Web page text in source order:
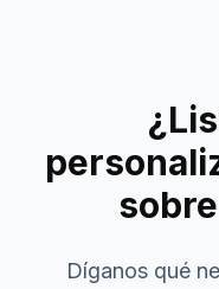
Díganos qué